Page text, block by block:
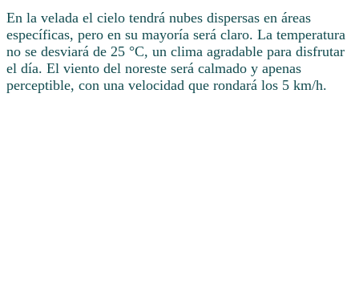
En la velada el cielo tendrá nubes dispersas en áreas
específicas, pero en su mayoría será claro. La temperatura
no se desviará de 25 °C, un clima agradable para disfrutar
el día. El viento del noreste será calmado y apenas
perceptible, con una velocidad que rondará los 5 km/h.